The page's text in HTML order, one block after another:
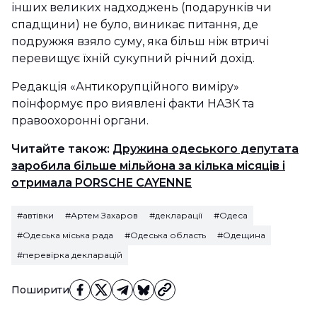
Поширити
інших великих надходжень (подарунків чи
спадщини) не було, виникає питання, де
подружжя взяло суму, яка більш ніж втричі
перевищує їхній сукупний річний дохід.
Редакція «Антикорупційного виміру»
поінформує про виявлені факти НАЗК та
правоохоронні органи.
Читайте також: Дружина одеського депутата
заробила більше мільйона за кілька місяців і
отримала PORSCHE CAYENNE
#автівки #Артем Захаров #декларації
#Одеса
#Одеська міська рада
#Одеська область
#Одещина
#перевірка декларацій